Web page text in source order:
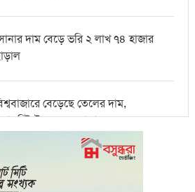
দাম বেড়ে ভরি ২ লাখ ৭৪ হাজার
বেড়েছে তেলের দাম,
পতনের আভাস
সংকটের কারণে কার্গো পরিবহনে
ঘটছে